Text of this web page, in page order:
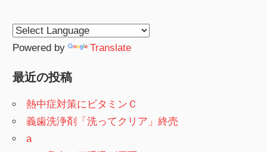
Powered by Translate
最近の投稿
熱中症対策にビタミンＣ
義歯洗浄剤「洗ってクリア」終売
a